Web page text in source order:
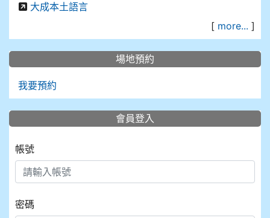
大成本土語言
[ more... ]
場地預約
我要預約
會員登入
帳號
密碼